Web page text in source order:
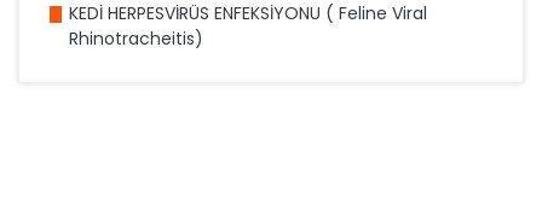
KEDİ HERPESVİRÜS ENFEKSİYONU ( Feline Viral
Rhinotracheitis)